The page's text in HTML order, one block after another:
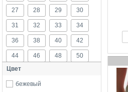
Cecil
Cloud 5ive
Crās
Cream
Dunlop
EDITED
even&odd
27 28 29 30
31 32 33 34
36 38 40 42
44 46 48 50
52
60 62
Цвет
бежевый